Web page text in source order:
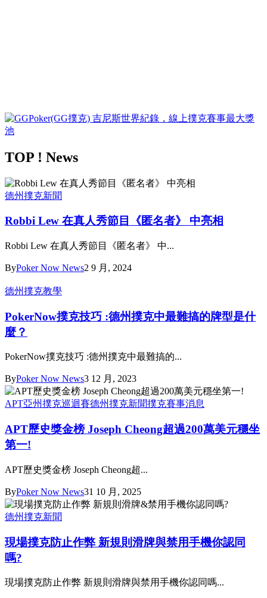
TOP ! News
德州撲克新聞
Robbi Lew 在真人秀節目《匿名者》 中亮相
Robbi Lew 在真人秀節目《匿名者》 中...
ByPoker Now News2 9 月, 2024
德州撲克教學
PokerNow撲克技巧 :德州撲克中最難搞的牌型是什
麼？
PokerNow撲克技巧 :德州撲克中最難搞的...
ByPoker Now News3 12 月, 2023
APT亞州撲克巡迴賽德州撲克新聞撲克賽事消息
APT歷史獎金榜 Joseph Cheong超過200萬美元穩坐
第一!
APT歷史獎金榜 Joseph Cheong超...
ByPoker Now News31 10 月, 2025
德州撲克新聞
現場撲克防止作弊 新規則滑牌與禁用手機你認同
嗎?
現場撲克防止作弊 新規則滑牌與禁用手機你認同嗎...